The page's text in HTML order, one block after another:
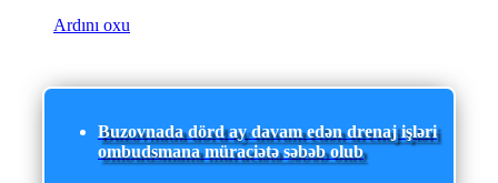
Ardını oxu
Buzovnada dörd ay davam edən drenaj işləri
ombudsmana müraciətə səbəb olub